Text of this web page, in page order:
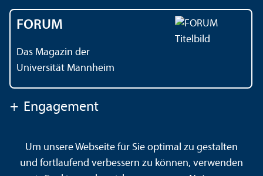
FORUM
Das Magazin der
Universität Mannheim
+ Engagement
Kontakt Impressum Datenschutz
Barrierefreiheit
Gebärdensprache
Leichte Sprache Sitemap
Um unsere Webseite für Sie optimal zu gestalten
und fortlaufend verbessern zu können, verwenden